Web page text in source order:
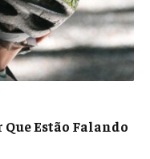
Que Estão Falando